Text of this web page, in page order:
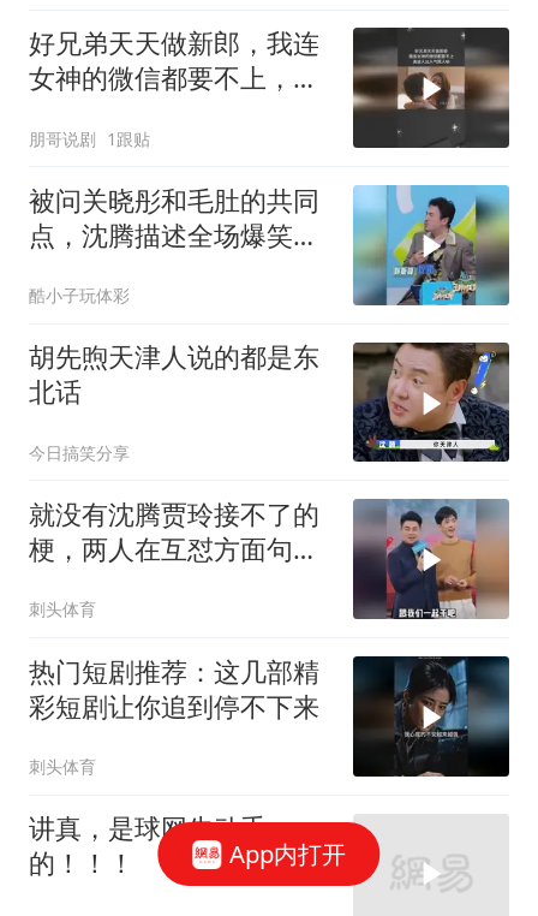
好兄弟天天做新郎，我连
女神的微信都要不上，真
朋哥说剧 1跟贴
被问关晓彤和毛肚的共同
点，沈腾描述全场爆笑，
商差距
酷小子玩体彩
胡先煦天津人说的都是东
北话
今日搞笑分享
就没有沈腾贾玲接不了的
梗，两人在互怼方面句句
刺头体育
热门短剧推荐：这几部精
彩短剧让你追到停不下来
刺头体育
讲真，是球网先动手
的！！！
App内打开